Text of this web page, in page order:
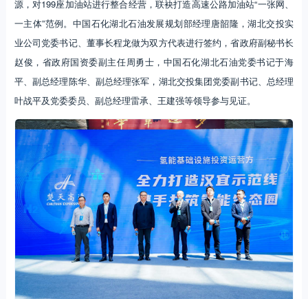
源，对199座加油站进行整合经营，联袂打造高速公路加油站“一张网、
一主体”范例。中国石化湖北石油发展规划部经理唐韶隆，湖北交投实
业公司党委书记、董事长程龙做为双方代表进行签约，省政府副秘书长
赵俊，省政府国资委副主任周勇士，中国石化湖北石油党委书记于海
平、副总经理陈华、副总经理张军，湖北交投集团党委副书记、总经理
叶战平及党委委员、副总经理雷承、王建强等领导参与见证。